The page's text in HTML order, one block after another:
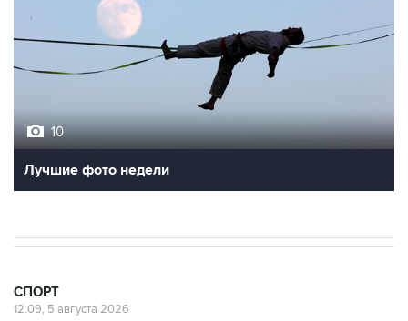
10
Лучшие фото недели
СПОРТ
12:09, 5 августа 2026